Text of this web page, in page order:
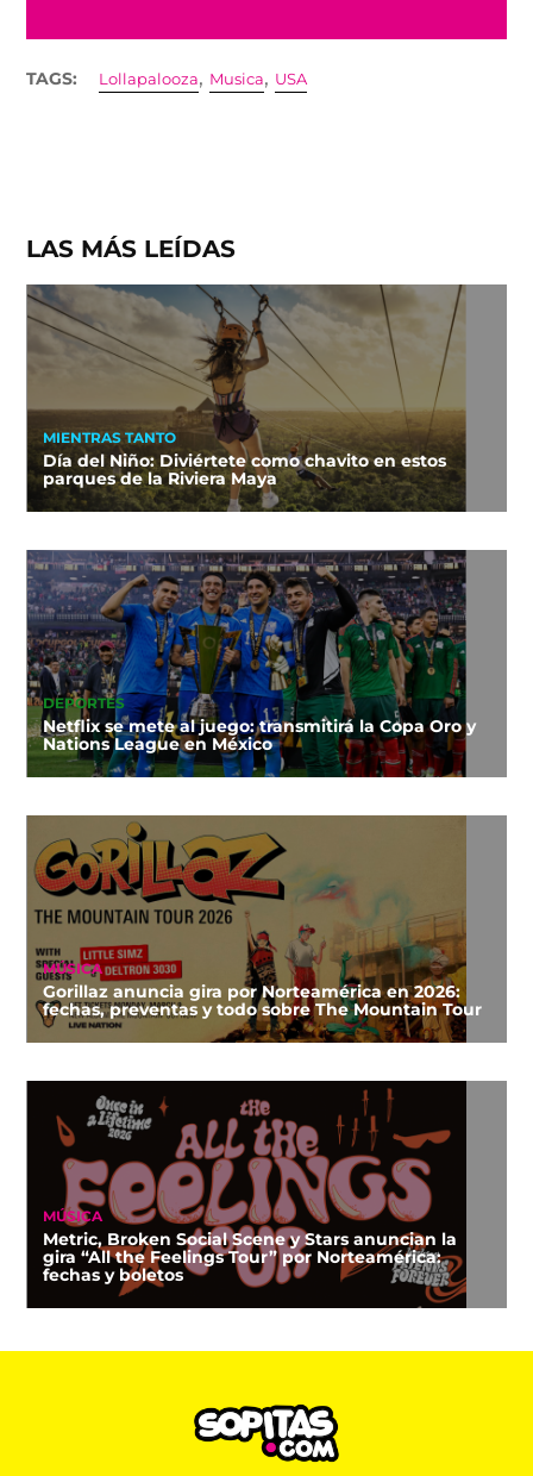
TAGS: Lollapalooza, Musica, USA
LAS MÁS LEÍDAS
MIENTRAS TANTO
Día del Niño: Diviértete como chavito en estos
parques de la Riviera Maya
DEPORTES
Netflix se mete al juego: transmitirá la Copa Oro y
Nations League en México
MÚSICA
Gorillaz anuncia gira por Norteamérica en 2026:
fechas, preventas y todo sobre The Mountain Tour
MÚSICA
Metric, Broken Social Scene y Stars anuncian la
gira “All the Feelings Tour” por Norteamérica:
fechas y boletos